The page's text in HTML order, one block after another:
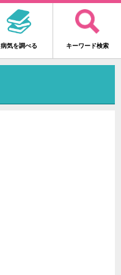
病気を調べる キーワード検索